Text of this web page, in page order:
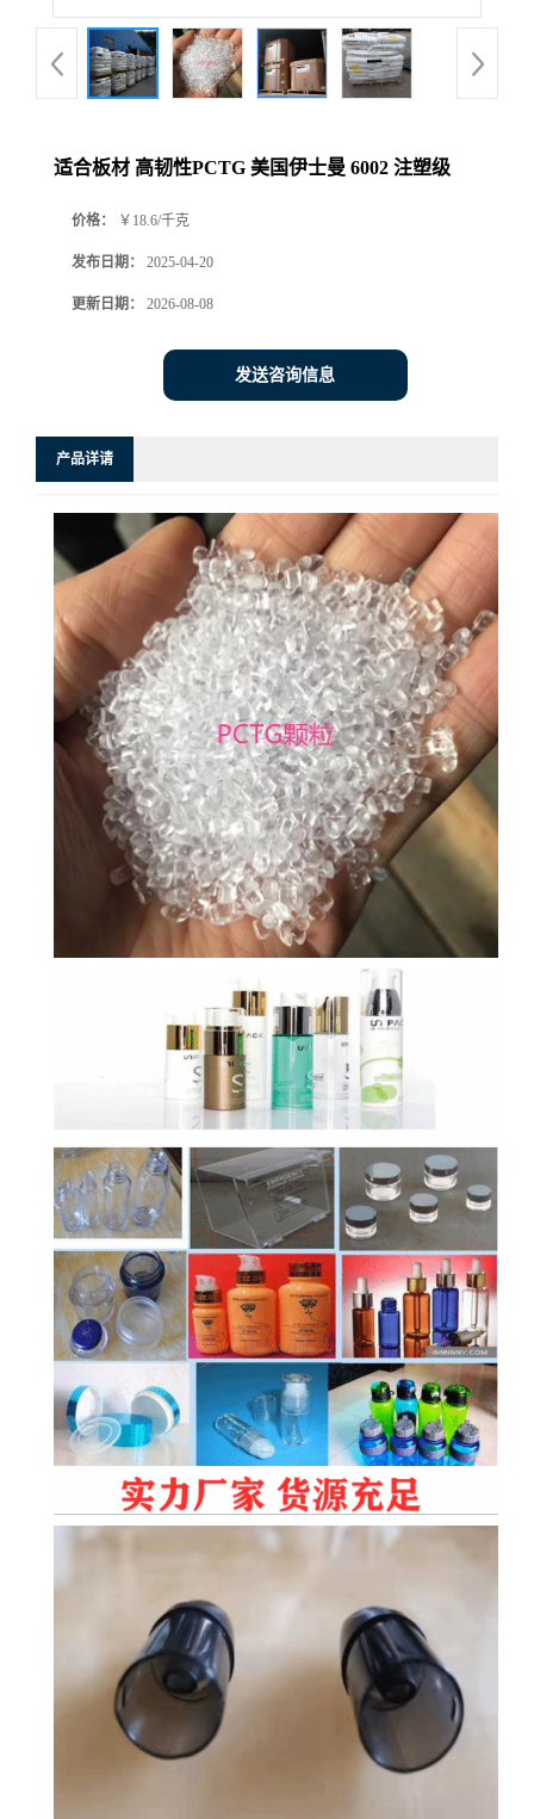
适合板材 高韧性PCTG 美国伊士曼 6002 注塑级
价格： ￥18.6/千克
发布日期： 2025-04-20
更新日期： 2026-08-08
发送咨询信息
产品详请